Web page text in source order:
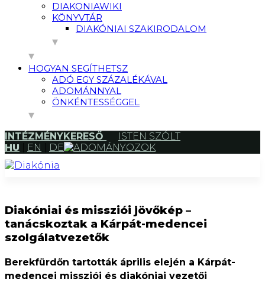
DIAKONIAWIKI
KÖNYVTÁR
DIAKÓNIAI SZAKIRODALOM
HOGYAN SEGÍTHETSZ
ADÓ EGY SZÁZALÉKÁVAL
ADOMÁNNYAL
ÖNKÉNTESSÉGGEL
INTÉZMÉNYKERESŐ
ISTEN SZÓLT
HU
EN DE ADOMÁNYOZOK
Diakóniai és missziói jövőkép –
tanácskoztak a Kárpát-medencei
szolgálatvezetők
Berekfürdőn tartották április elején a Kárpát-
medencei missziói és diakóniai vezetői